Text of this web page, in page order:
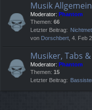
Musik Allgemein
Moderator: Phantom
Themen: 66
Letzter Beitrag:
von Dorschbert , 4. Feb
Musiker, Tabs &
Moderator: Phantom
Themen: 15
Letzter Beitrag: